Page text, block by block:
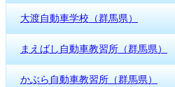
大渡自動車学校（群馬県）
まえばし自動車教習所（群馬県）
かぶら自動車教習所（群馬県）